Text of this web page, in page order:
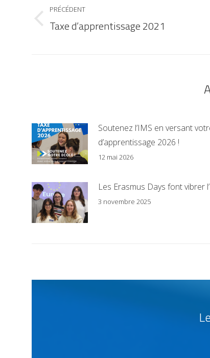
PRÉCÉDENT
Taxe d’apprentissage 2021
Soutenez l’IMS en versant
d’apprentissage 2026 !
12 mai 2026
Les Erasmus Days font vibrer
3 novembre 2025